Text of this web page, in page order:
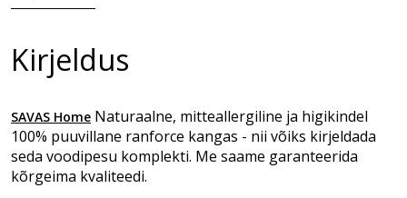
Kirjeldus
SAVAS Home Naturaalne, mitteallergiline ja higikindel
100% puuvillane ranforce kangas - nii võiks kirjeldada
seda voodipesu komplekti. Me saame garanteerida
kõrgeima kvaliteedi.